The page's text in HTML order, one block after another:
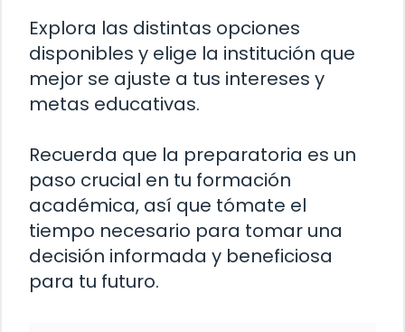
Explora las distintas opciones
disponibles y elige la institución que
mejor se ajuste a tus intereses y
metas educativas.
Recuerda que la preparatoria es un
paso crucial en tu formación
académica, así que tómate el
tiempo necesario para tomar una
decisión informada y beneficiosa
para tu futuro.